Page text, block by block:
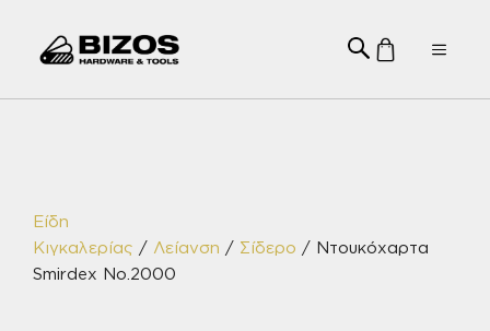
Menu
Είδη
Κιγκαλερίας / Λείανση / Σίδερο / Ντουκόχαρτα
Smirdex No.2000